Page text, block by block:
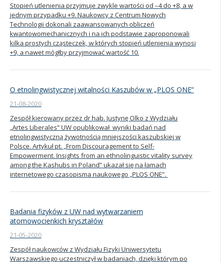
Stopień utlenienia przyjmuje zwykle wartości od –4 do +8, a w
jednym przypadku +9. Naukowcy z Centrum Nowych
Technologii dokonali zaawansowanych obliczeń
kwantowomechanicznych i na ich podstawie zaproponowali
kilka prostych cząsteczek, w których stopień utlenienia wynosi
+9, a nawet mógłby przyjmować wartość 10.
O etnolingwistycznej witalności Kaszubów w „PLOS ONE”
21-08-2020
Zespół kierowany przez dr hab. Justynę Olko z Wydziału
„Artes Liberales” UW opublikował wyniki badań nad
etnolingwistyczną żywotnością mniejszości kaszubskiej w
Polsce. Artykuł pt. „From Discouragement to Self-
Empowerment. Insights from an ethnolinguistic vitality survey
among the Kashubs in Poland” ukazał się na łamach
internetowego czasopisma naukowego „PLOS ONE”.
Badania fizyków z UW nad wytwarzaniem
atomowocienkich kryształów
21-05-2020
Zespół naukowców z Wydziału Fizyki Uniwersytetu
Warszawskiego uczestniczył w badaniach, dzięki którym po